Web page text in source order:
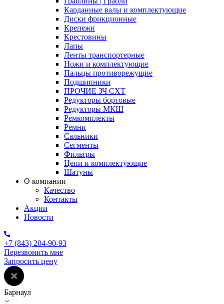
Карданные валы и комплектующие
Диски фрикционные
Крепежи
Крестовины
Лапы
Ленты транспортерные
Ножи и комплектующие
Пальцы противорежущие
Подшипники
ПРОЧИЕ ЗЧ СХТ
Редукторы бортовые
Редукторы МКШ
Ремкомплекты
Ремни
Сальники
Сегменты
Фильтры
Цепи и комплектующие
Шатуны
О компании
Качество
Контакты
Акции
Новости
+7 (843) 204-90-93
Перезвонить мне
Запросить цену
Барнаул